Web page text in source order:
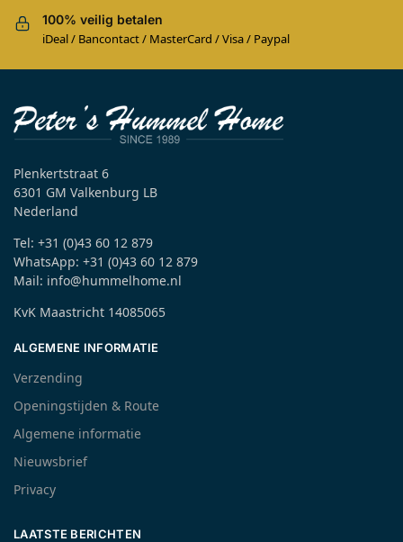
100% veilig betalen
iDeal / Bancontact / MasterCard / Visa / Paypal
Plenkertstraat 6
6301 GM Valkenburg LB
Nederland
Tel: +31 (0)43 60 12 879
WhatsApp: +31 (0)43 60 12 879
Mail: info@hummelhome.nl
KvK Maastricht 14085065
ALGEMENE INFORMATIE
Verzending
Openingstijden & Route
Algemene informatie
Nieuwsbrief
Privacy
LAATSTE BERICHTEN